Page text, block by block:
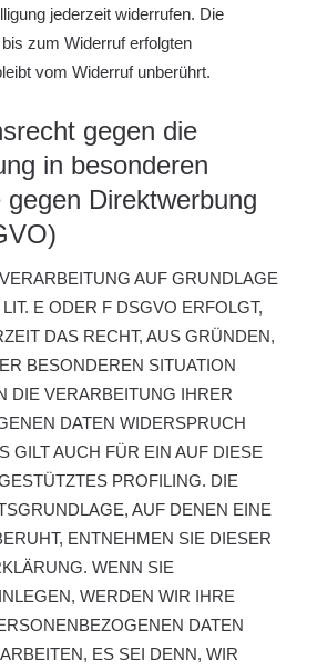
jederzeit widerrufen. Die
zum Widerruf erfolgten
vom Widerruf unberührt.
gegen die
in besonderen
gegen Direktwerbung
AUF GRUNDLAGE
E ODER F DSGVO ERFOLGT,
DAS RECHT, AUS GRÜNDEN,
BESONDEREN SITUATION
DIE VERARBEITUNG IHRER
DATEN WIDERSPRUCH
GILT AUCH FÜR EIN AUF DIESE
PROFILING. DIE
AUF DENEN EINE
ENTNEHMEN SIE DIESER
WENN SIE
WERDEN WIR IHRE
DATEN
ES SEI DENN, WIR